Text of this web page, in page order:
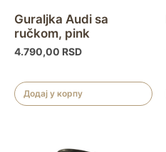
Guraljka Audi sa
ručkom, pink
4.790,00 RSD
Додај у корпу